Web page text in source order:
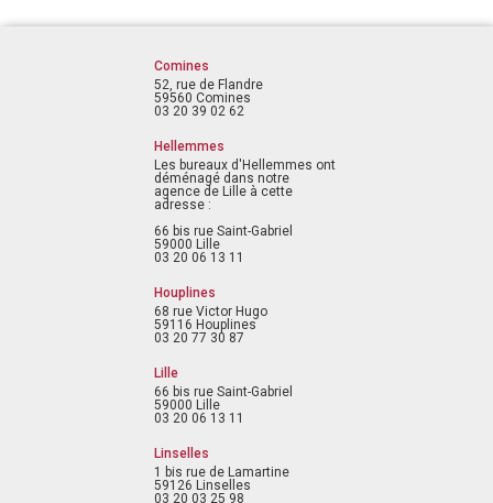
Comines
52, rue de Flandre
59560 Comines
03 20 39 02 62
Hellemmes
Les bureaux d'Hellemmes ont
déménagé dans notre
agence de Lille à cette
adresse :
66 bis rue Saint-Gabriel
59000 Lille
03 20 06 13 11
Houplines
68 rue Victor Hugo
59116 Houplines
03 20 77 30 87
Lille
66 bis rue Saint-Gabriel
59000 Lille
03 20 06 13 11
Linselles
1 bis rue de Lamartine
59126 Linselles
03 20 03 25 98